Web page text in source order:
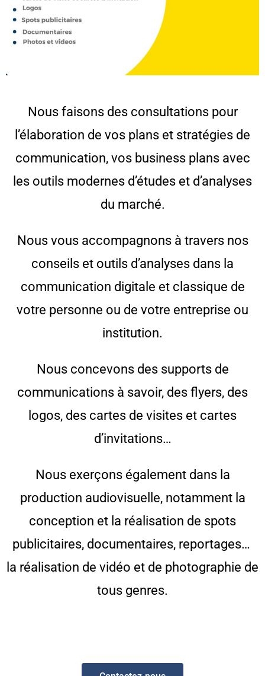
Nous faisons des consultations pour
l’élaboration de vos plans et stratégies de
communication, vos business plans avec
les outils modernes d’études et d’analyses
du marché.
Nous vous accompagnons à travers nos
conseils et outils d’analyses dans la
communication digitale et classique de
votre personne ou de votre entreprise ou
institution.
Nous concevons des supports de
communications à savoir, des flyers, des
logos, des cartes de visites et cartes
d’invitations…
Nous exerçons également dans la
production audiovisuelle, notamment la
conception et la réalisation de spots
publicitaires, documentaires, reportages…
la réalisation de vidéo et de photographie de
tous genres.